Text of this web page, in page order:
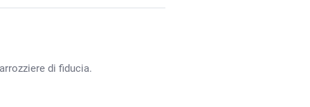
di fiducia.